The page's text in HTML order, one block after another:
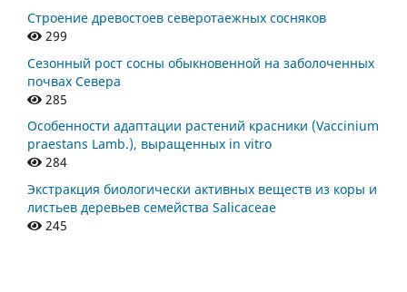
Строение древостоев северотаежных сосняков
299
Сезонный рост сосны обыкновенной на заболоченных
почвах Севера
285
Особенности адаптации растений красники (Vaccinium
praestans Lamb.), выращенных in vitro
284
Экстракция биологически активных веществ из коры и
листьев деревьев семейства Salicaceae
245